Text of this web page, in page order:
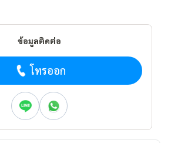
ข้อมูลติดต่อ
โทรออก